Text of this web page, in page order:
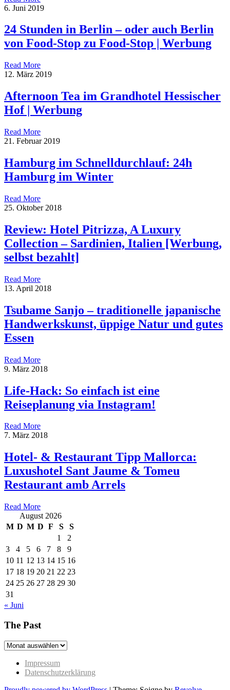
6. Juni 2019
24 Stunden in Berlin – oder auch Berlin
von Food-Stop zu Food-Stop | Werbung
Read More
12. März 2019
Afternoon Tea im Grandhotel Hessischer
Hof | Werbung
Read More
21. Februar 2019
Hamburg im Schnelldurchlauf: 24h
Hamburg im Winter
Read More
25. Oktober 2018
Review: Hotel Pitrizza, A Luxury
Collection – Sardinien, Italien [Werbung,
selbst bezahlt]
Read More
13. April 2018
Tsubame Sanjo – traditionelle japanische
Handwerkskunst, üppige Natur und gutes
Essen
Read More
9. März 2018
Life-Hack: So einfach ist eine
Reiseplanung via Instagram!
Read More
7. März 2018
Hotel- & Restaurant Tipp Mallorca:
Luxushotel Sant Jaume & Tomeu
Restaurant amb Arrels
Read More
August 2026
M D M D F S
S
1
2
3
4 5 6 7 8
9
10 11 12 13 14 15 16
17 18 19 20 21 22 23
24 25 26 27 28 29 30
31
« Juni
The Past
The
Impressum
Datenschutzerklärung